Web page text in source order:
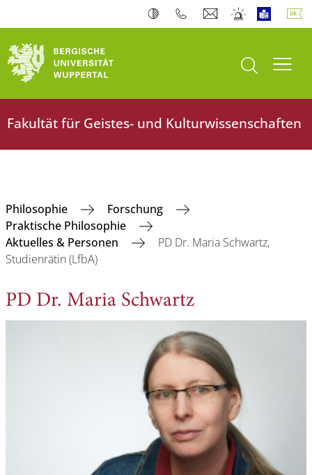
Suche öffnen
Fakultät für Geistes- und Kulturwissenschaften
Philosophie
Forschung
Praktische Philosophie
Aktuelles & Personen
PD Dr. Maria Schwartz,
Studienrätin (LfbA)
PD Dr. Maria Schwartz